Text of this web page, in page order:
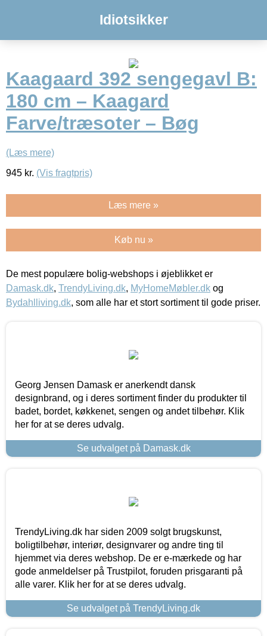
Idiotsikker
Kaagaard 392 sengegavl B:
180 cm – Kaagard
Farve/træsoter – Bøg
(Læs mere)
945 kr. (Vis fragtpris)
Læs mere »
Køb nu »
De mest populære bolig-webshops i øjeblikket er
Damask.dk, TrendyLiving.dk, MyHomeMøbler.dk og
Bydahlliving.dk, som alle har et stort sortiment til gode priser.
Georg Jensen Damask er anerkendt dansk
designbrand, og i deres sortiment finder du produkter til
badet, bordet, køkkenet, sengen og andet tilbehør. Klik
her for at se deres udvalg.
Se udvalget på Damask.dk
TrendyLiving.dk har siden 2009 solgt brugskunst,
boligtilbehør, interiør, designvarer og andre ting til
hjemmet via deres webshop. De er e-mærkede og har
gode anmeldelser på Trustpilot, foruden prisgaranti på
alle varer. Klik her for at se deres udvalg.
Se udvalget på TrendyLiving.dk